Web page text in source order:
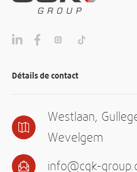
Détails de contact
Westlaan,
Wevelgem
info@cgk-